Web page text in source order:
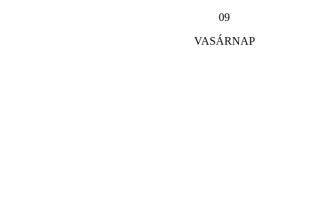
09
VASÁRNAP